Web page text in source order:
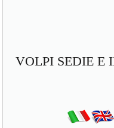
VOLPI SEDIE E